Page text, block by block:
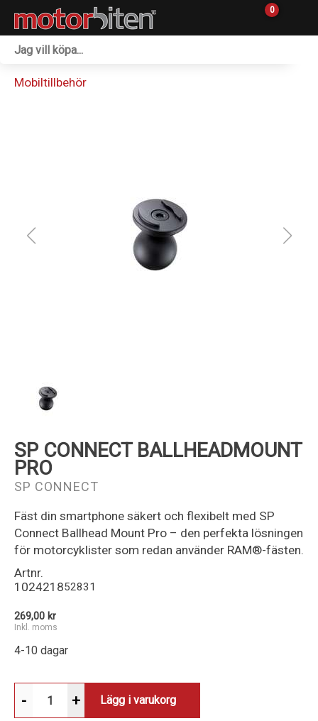
0
Reservdelar
Mobiltillbehör
SP CONNECT BALLHEADMOUNT
PRO
SP CONNECT
Fäst din smartphone säkert och flexibelt med SP
Connect Ballhead Mount Pro – den perfekta lösningen
för motorcyklister som redan använder RAM®-fästen.
Artnr.
102421852831
269,00 kr
Inkl. moms
4-10 dagar
- + Lägg i varukorg